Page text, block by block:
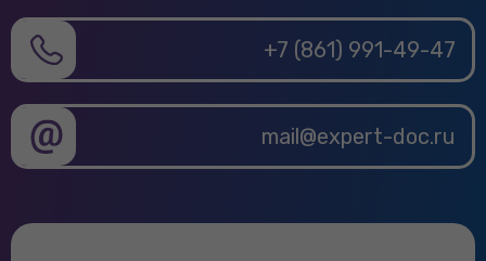
+7 (861) 991-49-47
mail@expert-doc.ru